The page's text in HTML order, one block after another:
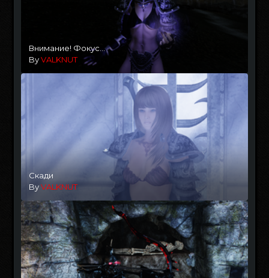
Внимание! Фокус...
ByVALKNUT
Скади
ByVALKNUT